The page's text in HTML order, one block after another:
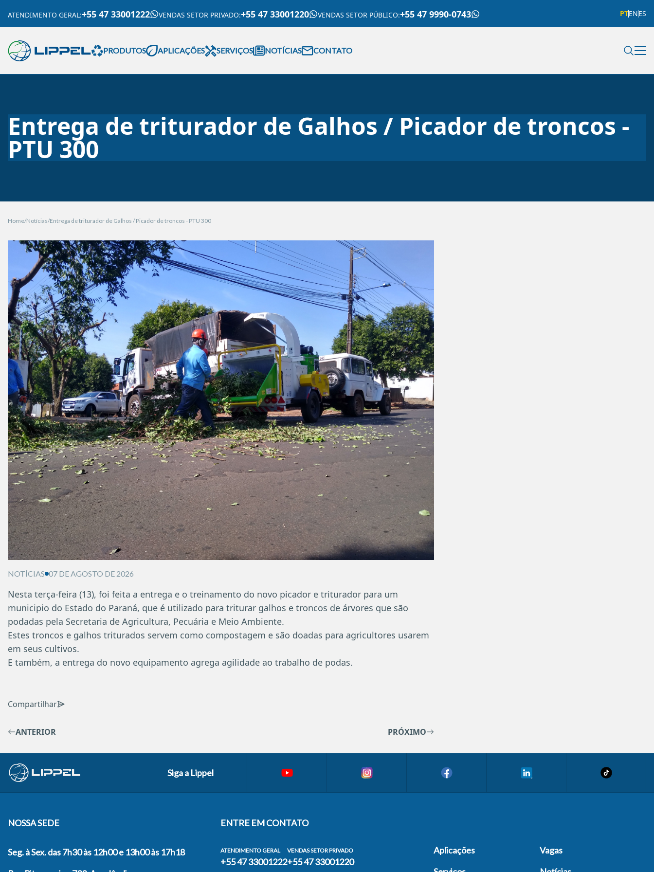
ATENDIMENTO GERAL:+55 47 33001222 VENDAS SETOR PRIVADO:+55 47 33001220 VENDAS SETOR PÚBLICO:+55 47 9990-0743 PTENES
PRODUTOS APLICAÇÕES SERVIÇOS NOTÍCIAS CONTATO
Entrega de triturador de Galhos / Picador de troncos -
PTU 300
Home Notícias Entrega de triturador de Galhos / Picador de troncos - PTU 300
NOTÍCIAS 07 DE AGOSTO DE 2026
Nesta terça-feira (13), foi feita a entrega e o treinamento do novo picador e triturador para um
municipio do Estado do Paraná, que é utilizado para triturar galhos e troncos de árvores que são
podadas pela Secretaria de Agricultura, Pecuária e Meio Ambiente.
Estes troncos e galhos triturados servem como compostagem e são doadas para agricultores usarem
em seus cultivos.
E também, a entrega do novo equipamento agrega agilidade ao trabalho de podas.
Compartilhar
ANTERIOR PRÓXIMO
Siga a Lippel
NOSSA SEDE
Seg. à Sex. das 7h30 às 12h00 e 13h00 às 17h18
ENTRE EM CONTATO
ATENDIMENTO GERAL
+55 47 33001222
VENDAS SETOR PRIVADO
+55 47 33001220
Aplicações
Vagas